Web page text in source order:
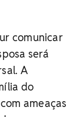
comunicar
será
A
do
ameaças